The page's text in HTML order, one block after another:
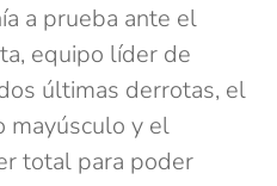
a prueba ante el
equipo líder de
últimas derrotas, el
mayúsculo y el
total para poder